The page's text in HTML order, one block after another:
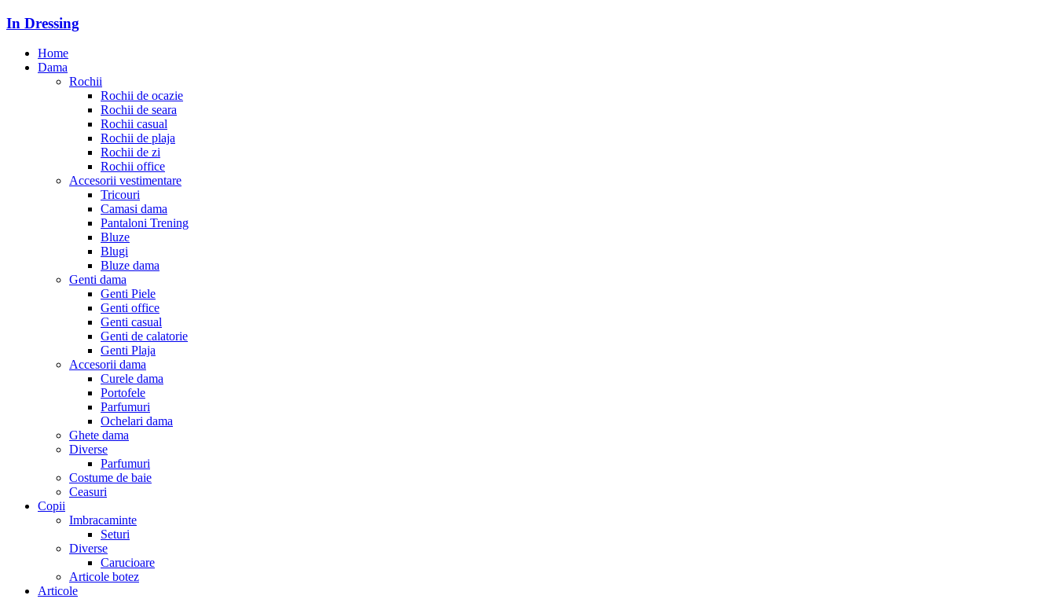
In Dressing
Home
Dama
Rochii
Rochii de ocazie
Rochii de seara
Rochii casual
Rochii de plaja
Rochii de zi
Rochii office
Accesorii vestimentare
Tricouri
Camasi dama
Pantaloni Trening
Bluze
Blugi
Bluze dama
Genti dama
Genti Piele
Genti office
Genti casual
Genti de calatorie
Genti Plaja
Accesorii dama
Curele dama
Portofele
Parfumuri
Ochelari dama
Ghete dama
Diverse
Parfumuri
Costume de baie
Ceasuri
Copii
Imbracaminte
Seturi
Diverse
Carucioare
Articole botez
Articole